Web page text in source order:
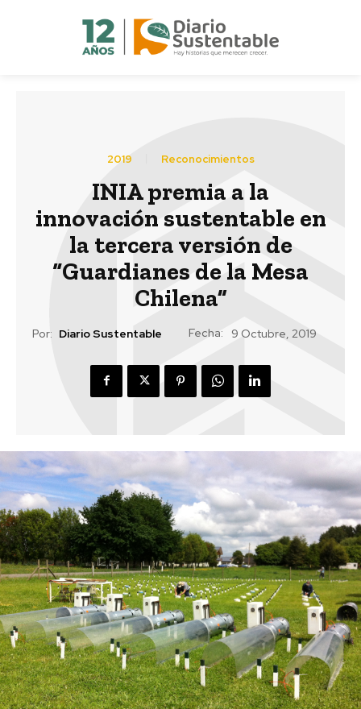
2019 Reconocimientos
INIA premia a la
innovación sustentable en
la tercera versión de
“Guardianes de la Mesa
Chilena”
Por: Diario Sustentable Fecha: 9 Octubre, 2019